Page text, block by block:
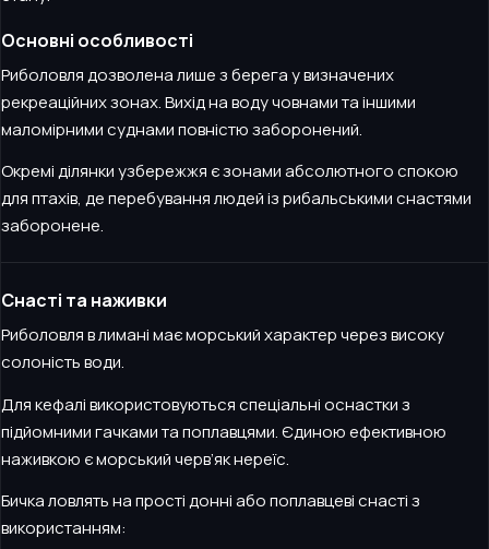
Основні особливості
Риболовля дозволена лише з берега у визначених
рекреаційних зонах. Вихід на воду човнами та іншими
маломірними суднами повністю заборонений.
Окремі ділянки узбережжя є зонами абсолютного спокою
для птахів, де перебування людей із рибальськими снастями
заборонене.
Снасті та наживки
Риболовля в лимані має морський характер через високу
солоність води.
Для кефалі використовуються спеціальні оснастки з
підйомними гачками та поплавцями. Єдиною ефективною
наживкою є морський черв’як нереїс.
Бичка ловлять на прості донні або поплавцеві снасті з
використанням: